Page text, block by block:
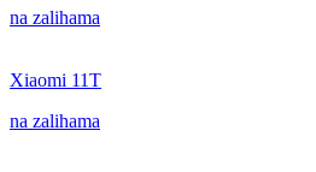
na zalihama
Xiaomi 11T
na zalihama